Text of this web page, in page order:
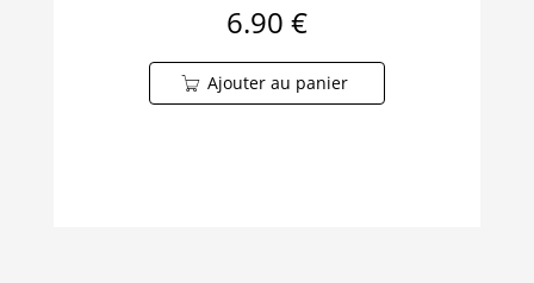
6.90 €
Ajouter au panier